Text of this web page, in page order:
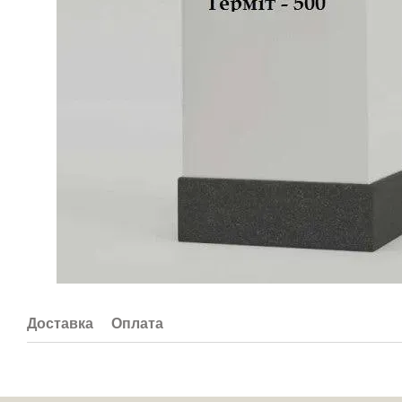
Доставка Оплата